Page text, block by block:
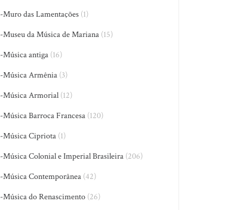
-Muro das Lamentações (1)
-Museu da Música de Mariana (15)
-Música antiga (16)
-Música Armênia (3)
-Música Armorial (12)
-Música Barroca Francesa (120)
-Música Cipriota (1)
-Música Colonial e Imperial Brasileira (206)
-Música Contemporânea (42)
-Música do Renascimento (26)